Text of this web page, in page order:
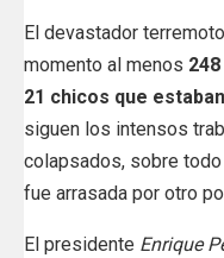
El devastador
momento al menos
21 chicos que
siguen los intensos
colapsados, sobre
fue arrasada por otro
El presidente Enrique